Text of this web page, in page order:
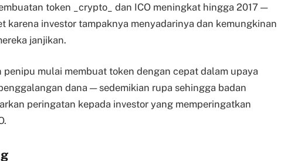
token _crypto_ dan ICO meningkat hingga 2017 —
karena investor tampaknya menyadarinya dan kemungkinan
janjikan.
penipu mulai membuat token dengan cepat dalam upaya
dana — sedemikian rupa sehingga badan
peringatan kepada investor yang memperingatkan